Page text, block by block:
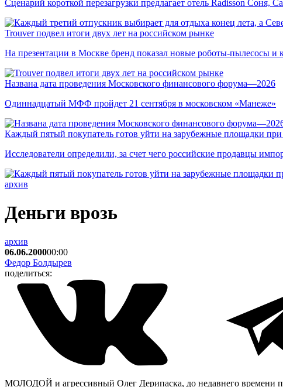
Сценарий короткой перезагрузки предлагает отель Radisson Соня,
Trouver подвел итоги двух лет на российском рынке
На презентации в Москве бренд показал новые роботы-пылесосы и
Названа дата проведения Московского финансового форума—2026
Одиннадцатый МФФ пройдет 21 сентября в московском «Манеже»
Каждый пятый покупатель готов уйти на зарубежные площадки при
Исследователи определили, за счет чего российские продавцы
архив
Деньги врозь
архив
06.06.200000:00
Федор Болдырев
поделиться:
МОЛОДОЙ и агрессивный Олег Дерипаска, до недавнего времени